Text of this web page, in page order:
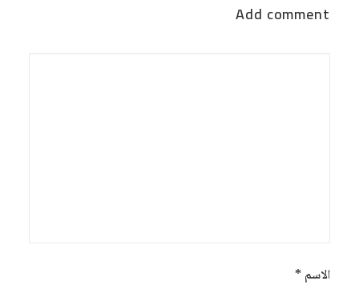
Add comment
الاسم*